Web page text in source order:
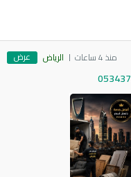
منذ 4 ساعات الرياض عرض